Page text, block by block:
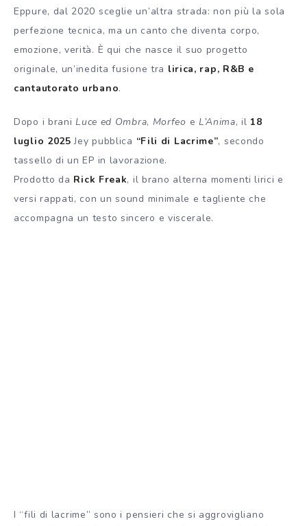
Eppure, dal 2020 sceglie un’altra strada: non più la sola
perfezione tecnica, ma un canto che diventa corpo,
emozione, verità. È qui che nasce il suo progetto
originale, un’inedita fusione tra lirica, rap, R&B e
cantautorato urbano.
Dopo i braniLuce ed Ombra, Morfeo e L’Anima, il 18
luglio 2025 Jey pubblica “Fili di Lacrime”, secondo
tassello di un EP in lavorazione.
Prodotto da Rick Freak, il brano alterna momenti lirici e
versi rappati, con un sound minimale e tagliente che
accompagna un testo sincero e viscerale.
I “fili di lacrime” sono i pensieri che si aggrovigliano